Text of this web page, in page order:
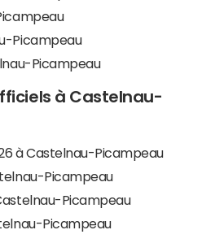
Picampeau
Picampeau
à Castelnau-
à Castelnau-Picampeau
Picampeau
Picampeau
Picampeau